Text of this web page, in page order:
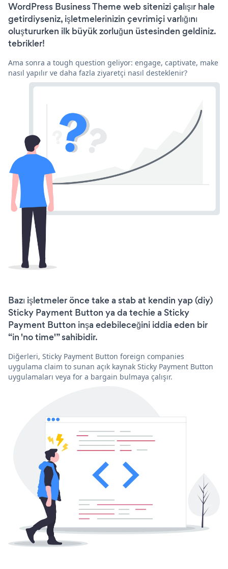
WordPress Business Theme web sitenizi çalışır hale
getirdiyseniz, işletmelerinizin çevrimiçi varlığını
oluştururken ilk büyük zorluğun üstesinden geldiniz.
tebrikler!
Ama sonra a tough question geliyor: engage, captivate, make
nasıl yapılır ve daha fazla ziyaretçi nasıl desteklenir?
Bazı işletmeler önce take a stab at kendin yap (diy)
Sticky Payment Button ya da techie a Sticky
Payment Button inşa edebileceğini iddia eden bir
“in 'no time'” sahibidir.
Diğerleri, Sticky Payment Button foreign companies
uygulama claim to sunan açık kaynak Sticky Payment Button
uygulamaları veya for a bargain bulmaya çalışır.